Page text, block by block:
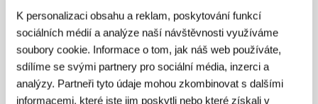
K personalizaci obsahu a reklam, poskytování funkcí
sociálních médií a analýze naší návštěvnosti využíváme
soubory cookie. Informace o tom, jak náš web používáte,
sdílíme se svými partnery pro sociální média, inzerci a
analýzy. Partneři tyto údaje mohou zkombinovat s dalšími
informacemi, které jste jim poskytli nebo které získali v
Režie: Tomasz Wasilewski / Polsko, 2012, 76 min
Sekce:Soutěž Fórum nezávislých
V mlze
(V tumane)